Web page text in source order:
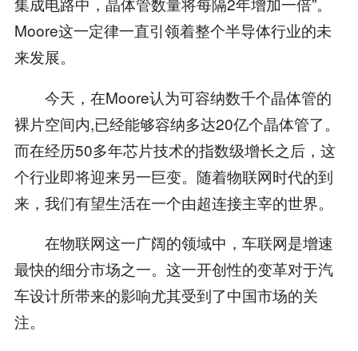
Moore这一定律一直引领着整个半导体行业的未
来发展。
今天，在Moore认为可容纳数千个晶体管的
裸片空间内,已经能够容纳多达20亿个晶体管了。
而在经历50多年芯片技术的指数级增长之后，这
个行业即将迎来另一巨变。随着物联网时代的到
来，我们有望生活在一个由超连接主宰的世界。
在物联网这一广阔的领域中，车联网是增速
最快的细分市场之一。这一开创性的变革对于汽
车设计所带来的影响尤其受到了中国市场的关
注。